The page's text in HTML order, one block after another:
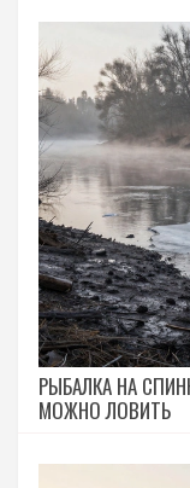
РЫБАЛКА НА
МОЖНО ЛОВИТЬ